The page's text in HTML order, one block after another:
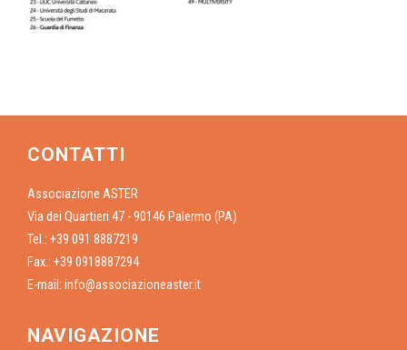
CONTATTI
Associazione ASTER
Via dei Quartieri 47 - 90146 Palermo (PA)
Tel.: +39 091 8887219
Fax.: +39 0918887294
E-mail: info@associazioneaster.it
NAVIGAZIONE